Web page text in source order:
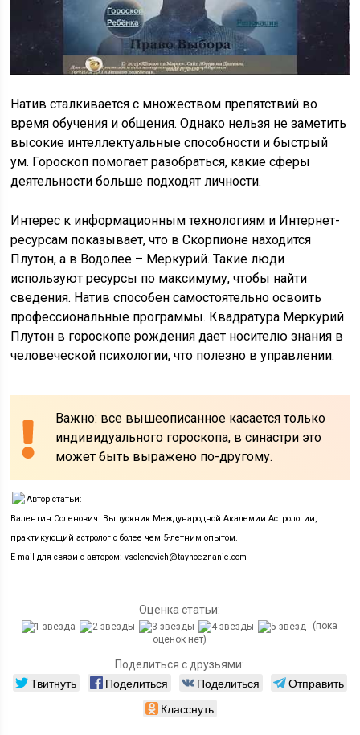
Натив сталкивается с множеством препятствий во
время обучения и общения. Однако нельзя не заметить
высокие интеллектуальные способности и быстрый
ум. Гороскоп помогает разобраться, какие сферы
деятельности больше подходят личности.
Интерес к информационным технологиям и Интернет-
ресурсам показывает, что в Скорпионе находится
Плутон, а в Водолее – Меркурий. Такие люди
используют ресурсы по максимуму, чтобы найти
сведения. Натив способен самостоятельно освоить
профессиональные программы. Квадратура Меркурий
Плутон в гороскопе рождения дает носителю знания в
человеческой психологии, что полезно в управлении.
Важно: все вышеописанное касается только
индивидуального гороскопа, в синастри это
может быть выражено по-другому.
Автор статьи:
Валентин Соленович. Выпускник Международной Академии Астрологии,
практикующий астролог с более чем 5-летним опытом.
E-mail для связи с автором: vsolenovich@taynoeznanie.com
Оценка статьи:
(пока
оценок нет)
Поделиться с друзьями:
Твитнуть Поделиться Поделиться
Отправить
Класснуть